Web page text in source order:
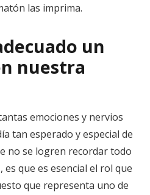
las imprima.
un
nuestra
emociones y nervios
tan esperado y especial de
no se logren recordar todo
que es esencial el rol que
que representa uno de